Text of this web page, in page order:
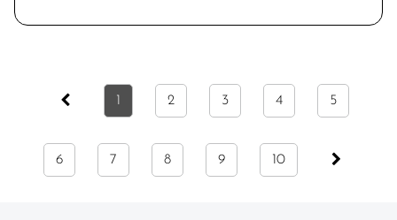
1 2 3 4 5
6 7 8 9 10